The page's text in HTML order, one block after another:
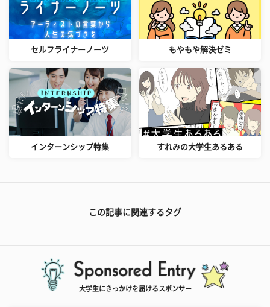
セルフライナーノーツ もやもや解決ゼミ
インターンシップ特集 すれみの大学生あるある
この記事に関連するタグ
大学生にきっかけを届けるスポンサー